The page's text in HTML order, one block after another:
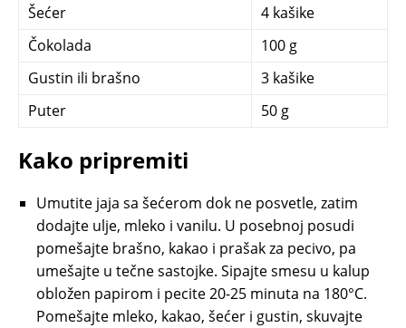
Šećer
4 kašike
Čokolada
100 g
Gustin ili brašno
3 kašike
Puter
50 g
Kako pripremiti
Umutite jaja sa šećerom dok ne posvetle, zatim
dodajte ulje, mleko i vanilu. U posebnoj posudi
pomešajte brašno, kakao i prašak za pecivo, pa
umešajte u tečne sastojke. Sipajte smesu u kalup
obložen papirom i pecite 20-25 minuta na 180°C.
Pomešajte mleko, kakao, šećer i gustin, skuvajte